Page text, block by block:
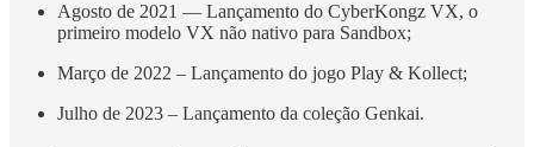
Agosto de 2021 — Lançamento do CyberKongz VX, o
primeiro modelo VX não nativo para Sandbox;
Março de 2022 – Lançamento do jogo Play & Kollect;
Julho de 2023 – Lançamento da coleção Genkai.